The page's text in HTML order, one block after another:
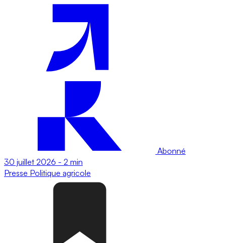
Abonné
30 juillet 2026 - 2 min
Presse Politique agricole